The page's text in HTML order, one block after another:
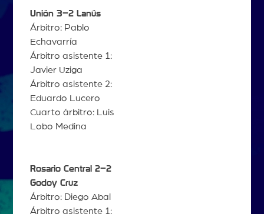
Unión 3–2 Lanús
Árbitro: Pablo
Echavarría
Árbitro asistente 1:
Javier Uziga
Árbitro asistente 2:
Eduardo Lucero
Cuarto árbitro: Luis
Lobo Medina
Rosario Central 2–2
Godoy Cruz
Árbitro: Diego Abal
Árbitro asistente 1: